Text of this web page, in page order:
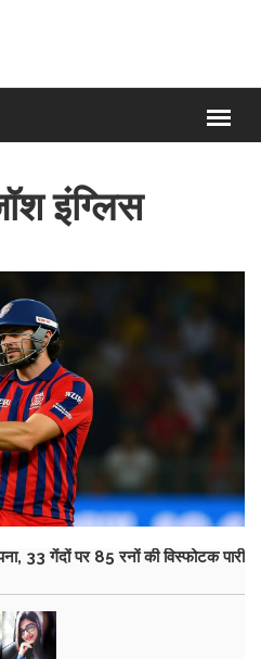
इंग्लिस
33 गेंदों पर 85 रनों की विस्फोटक पारी